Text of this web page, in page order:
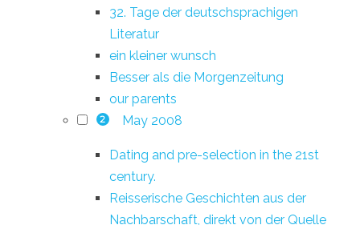
32. Tage der deutschsprachigen
Literatur
ein kleiner wunsch
Besser als die Morgenzeitung
our parents
2 May 2008
Dating and pre-selection in the 21st
century.
Reisserische Geschichten aus der
Nachbarschaft, direkt von der Quelle